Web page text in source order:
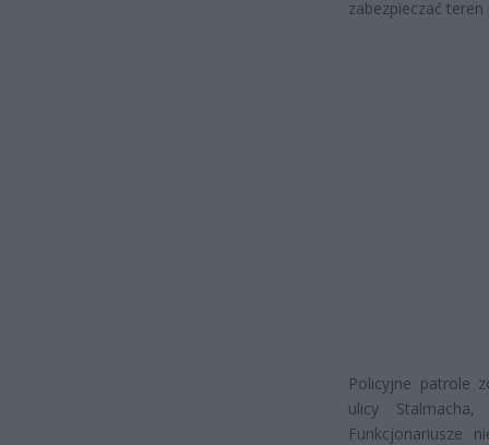
zabezpieczać
Policyjne patrole
ulicy
Funkcjonariusze